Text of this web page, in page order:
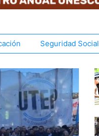
Seguridad Social